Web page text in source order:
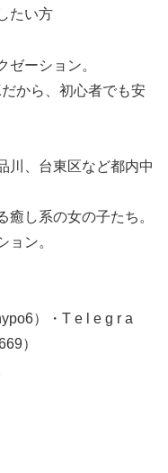
たい方
ゼーション。
から、初心者でも安
川、台東区など都内中
し系の女の子たち。
ョン。
）・T e l e g r a
）